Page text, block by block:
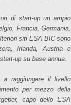
di start-up un ampio
Francia, Germania,
siti ESA BIC sono
Irlanda, Austria e
up su base annua.
raggiungere il livello
per mezzo della
capo dello ESA